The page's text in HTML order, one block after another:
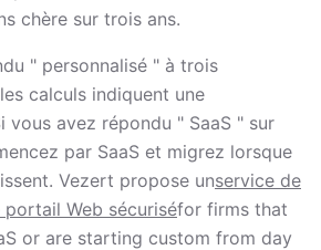
chère sur trois ans.
" personnalisé " à trois
calculs indiquent une
vous avez répondu " SaaS " sur
par SaaS et migrez lorsque
Vezert propose unservice de
Web sécuriséfor firms that
or are starting custom from day